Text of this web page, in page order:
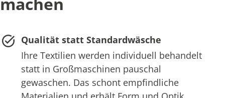
Qualität statt Standardwäsche
Ihre Textilien werden individuell behandelt
statt in Großmaschinen pauschal
gewaschen. Das schont empfindliche